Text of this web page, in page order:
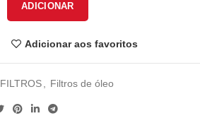
ADICIONAR
Adicionar aos favoritos
FILTROS Filtros de óleo